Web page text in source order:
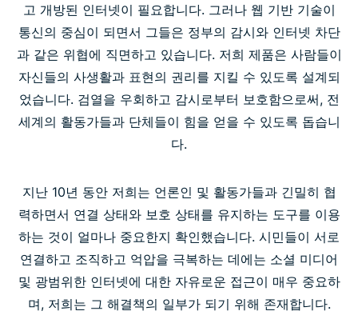
고 개방된 인터넷이 필요합니다. 그러나 웹 기반 기술이
통신의 중심이 되면서 그들은 정부의 감시와 인터넷 차단
과 같은 위협에 직면하고 있습니다. 저희 제품은 사람들이
자신들의 사생활과 표현의 권리를 지킬 수 있도록 설계되
었습니다. 검열을 우회하고 감시로부터 보호함으로써, 전
세계의 활동가들과 단체들이 힘을 얻을 수 있도록 돕습니
다.
지난 10년 동안 저희는 언론인 및 활동가들과 긴밀히 협
력하면서 연결 상태와 보호 상태를 유지하는 도구를 이용
하는 것이 얼마나 중요한지 확인했습니다. 시민들이 서로
연결하고 조직하고 억압을 극복하는 데에는 소셜 미디어
및 광범위한 인터넷에 대한 자유로운 접근이 매우 중요하
며, 저희는 그 해결책의 일부가 되기 위해 존재합니다.